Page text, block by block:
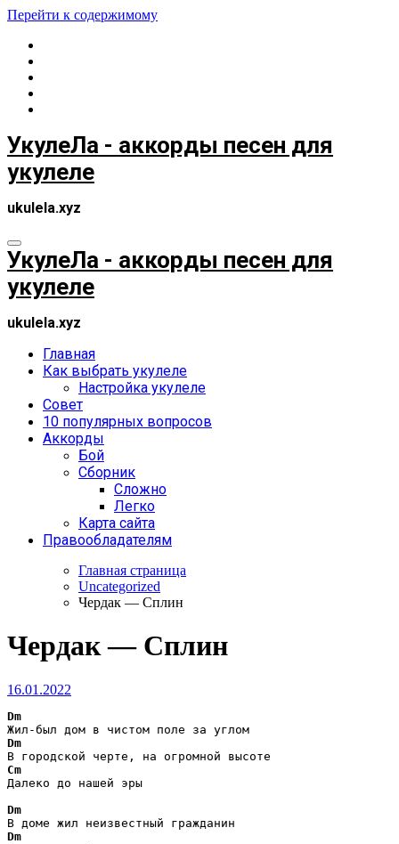
Перейти к содержимому
УкулеЛа - аккорды песен для
укулеле
ukulela.xyz
УкулеЛа - аккорды песен для
укулеле
ukulela.xyz
Главная
Как выбрать укулеле
Настройка укулеле
Совет
10 популярных вопросов
Аккорды
Бой
Сборник
Сложно
Легко
Карта сайта
Правообладателям
Главная страница
Uncategorized
Чердак — Сплин
Чердак — Сплин
16.01.2022
Dm
Dm
Cm
Далеко до нашей эры
Dm
Dm